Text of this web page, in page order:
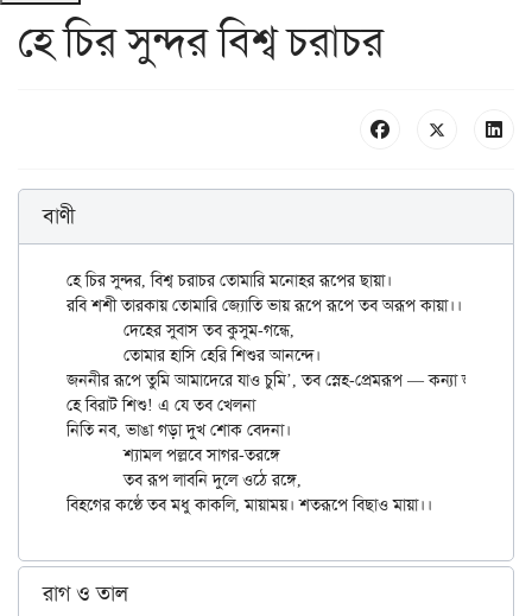
হে চির সুন্দর বিশ্ব চরাচর
বাণী
হে চির সুন্দর, বিশ্ব চরাচর তোমারি মনোহর রূপের ছায়া।
রবি শশী তারকায় তোমারি জ্যোতি ভায় রূপে রূপে তব অরূপ কায়া।।
জননীর রূপে তুমি আমাদেরে যাও চুমি’, তব স্নেহ-প্রেমরূপ — কন্যা জায়া।।
হে বিরাট শিশু! এ যে তব খেলনা
নিতি নব, ভাঙা গড়া দুখ শোক বেদনা।
	শ্যামল পল্লবে সাগর-তরঙ্গে
	তব রূপ লাবনি দুলে ওঠে রঙ্গে,
রাগ ও তাল